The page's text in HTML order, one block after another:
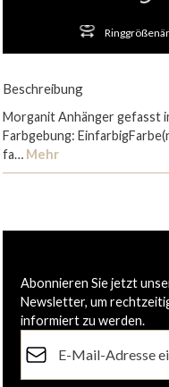
Beschreibung
Morganit Anhänger gefasst
Farbgebung:
fa… Mehr
Abonnieren Sie jetzt
Newsletter, um
informiert zu werden.